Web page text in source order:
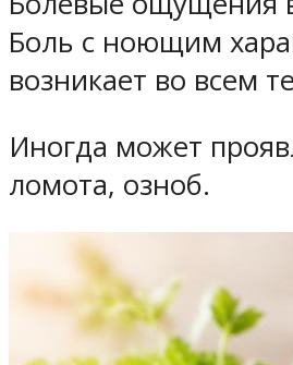
Боль с ноющим
возникает во всем
Иногда может
ломота, озноб.